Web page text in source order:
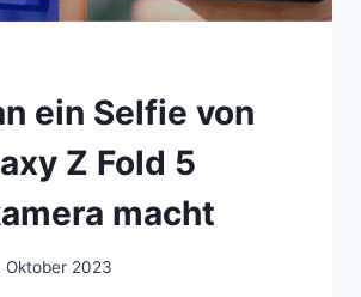
UND
LAUTSPRECHER
ein Selfie von
Z Fold 5
macht
Oktober 2023